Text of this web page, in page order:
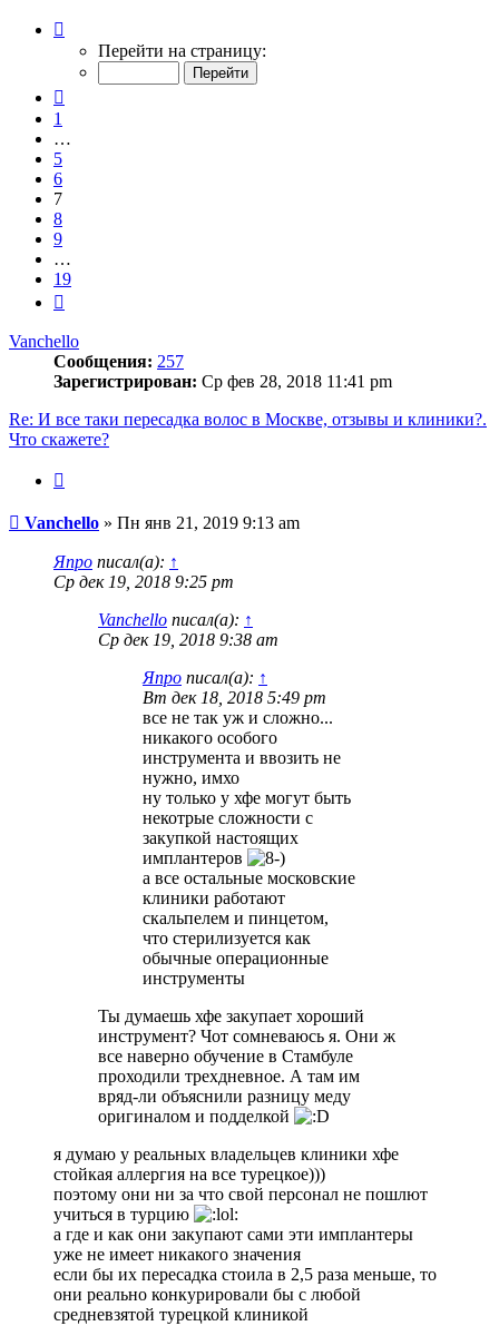
Перейти на страницу:
1
…
5
6
7
8
9
…
19
Vanchello
Сообщения: 257
Зарегистрирован: Ср фев 28, 2018 11:41 pm
Re: И все таки пересадка волос в Москве, отзывы и клиники?.
Что скажете?
Сообщение
Vanchello » Пн янв 21, 2019 9:13 am
Япро писал(а): ↑
Ср дек 19, 2018 9:25 pm
Vanchello писал(а): ↑
Ср дек 19, 2018 9:38 am
Япро писал(а): ↑
Вт дек 18, 2018 5:49 pm
все не так уж и сложно...
никакого особого
инструмента и ввозить не
нужно, имхо
ну только у хфе могут быть
некотрые сложности с
закупкой настоящих
имплантеров
а все остальные московские
клиники работают
скальпелем и пинцетом,
что стерилизуется как
обычные операционные
инструменты
Ты думаешь хфе закупает хороший
инструмент? Чот сомневаюсь я. Они ж
все наверно обучение в Стамбуле
проходили трехдневное. А там им
вряд-ли объяснили разницу меду
оригиналом и подделкой
я думаю у реальных владельцев клиники хфе
стойкая аллергия на все турецкое)))
поэтому они ни за что свой персонал не пошлют
учиться в турцию
а где и как они закупают сами эти имплантеры
уже не имеет никакого значения
если бы их пересадка стоила в 2,5 раза меньше, то
они реально конкурировали бы с любой
средневзятой турецкой клиникой